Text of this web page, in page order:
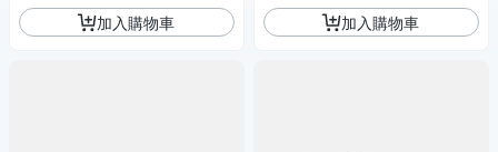
加入購物車 加入購物車